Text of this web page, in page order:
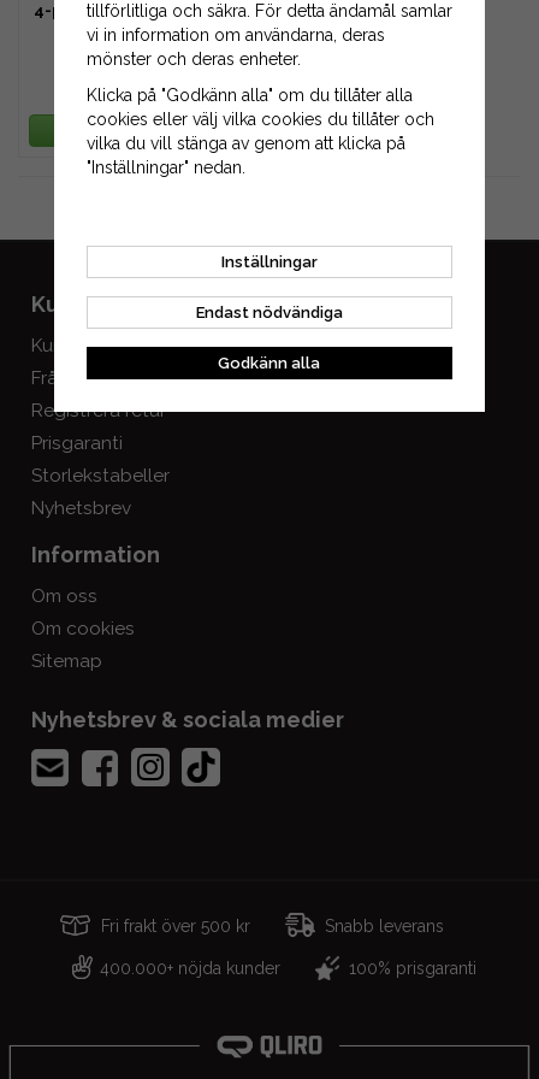
4-pack gummiventil TR415
inkl. verktyg
39 kr 49 kr
LÄGG I VARUKORG
Kundservice
Kundservice
Frågor & svar
Registrera retur
Prisgaranti
Storlekstabeller
Nyhetsbrev
Mitt konto
Logga in
Skapa konto
Information
Om oss
Om cookies
Sitemap
Nyhetsbrev & sociala medier
Fri frakt över 500 kr Snabb leverans
400.000+ nöjda kunder 100% prisgaranti
tillförlitliga och säkra. För detta ändamål samlar
vi in information om användarna, deras
mönster och deras enheter.
Klicka på "Godkänn alla" om du tillåter alla
cookies eller välj vilka cookies du tillåter och
vilka du vill stänga av genom att klicka på
"Inställningar" nedan.
Inställningar
Endast nödvändiga
Godkänn alla